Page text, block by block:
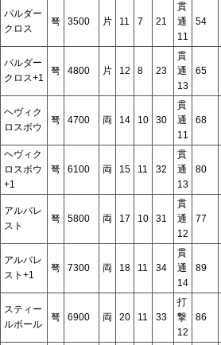
バルダー
クロス
弩 3500 片 11 7 21
貫
通
11
54
バルダー
クロス+1
弩 4800 片 12 8 23
貫
通
13
65
ヘヴィク
ロスボウ
弩 4700 両 14 10 30
貫
通
11
68
ヘヴィク
ロスボウ
+1
弩 6100 両 15 11 32
貫
通
13
80
アルバレ
スト
弩 5800 両 17 10 31
貫
通
12
77
アルバレ
スト+1
弩 7300 両 18 11 34
貫
通
14
89
スティー
ルボール
弩 6900 両 20 11 33
打
撃
12
86